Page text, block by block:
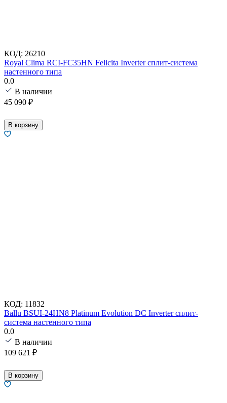
КОД: 26210
Royal Clima RCI-FC35HN Felicita Inverter сплит-система
настенного типа
0.0
В наличии
45 090 ₽
В корзину
КОД: 11832
Ballu BSUI-24HN8 Platinum Evolution DC Inverter сплит-
система настенного типа
0.0
В наличии
109 621 ₽
В корзину